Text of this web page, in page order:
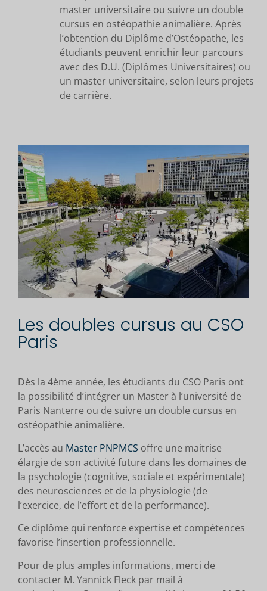
master universitaire ou suivre un double
cursus en ostéopathie animalière. Après
l’obtention du Diplôme d’Ostéopathe, les
étudiants peuvent enrichir leur parcours
avec des D.U. (Diplômes Universitaires) ou
un master universitaire, selon leurs projets
de carrière.
Les doubles cursus au CSO
Paris
Dès la 4ème année, les étudiants du CSO Paris ont
la possibilité d’intégrer un Master à l’université de
Paris Nanterre ou de suivre un double cursus en
ostéopathie animalière.
L’accès au Master PNPMCS offre une maitrise
élargie de son activité future dans les domaines de
la psychologie (cognitive, sociale et expérimentale)
des neurosciences et de la physiologie (de
l’exercice, de l’effort et de la performance).
Ce diplôme qui renforce expertise et compétences
favorise l’insertion professionnelle.
Pour de plus amples informations, merci de
contacter M. Yannick Fleck par mail à